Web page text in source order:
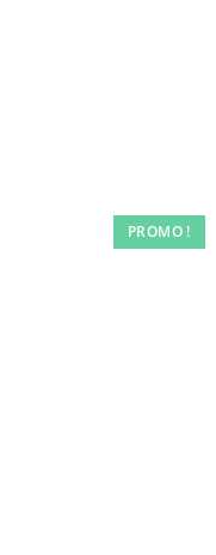
PROMO !